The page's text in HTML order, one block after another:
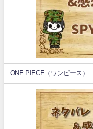
ONE PIECE（ワンピース）